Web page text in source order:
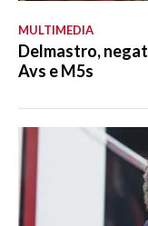
MULTIMEDIA
Delmastro,
Avs e M5s